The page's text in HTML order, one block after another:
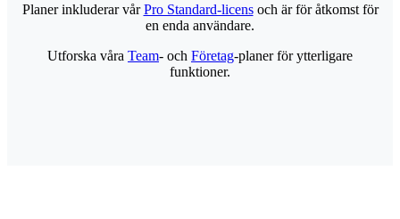
Planer inkluderar vårPro Standard-licensoch är för åtkomst för
en enda användare.
Utforska våra Team- och Företag-planer för ytterligare
funktioner.